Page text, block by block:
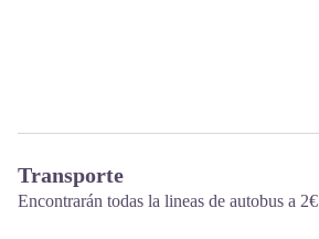
Transporte
Encontrarán todas la lineas de autobus a 2€